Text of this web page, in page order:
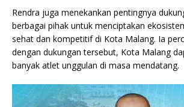
Rendra juga menekankan pentingnya
berbagai pihak untuk menciptakan
sehat dan kompetitif di Kota Malang. Ia
dengan dukungan tersebut, Kota Malang
banyak atlet unggulan di masa mendatang.